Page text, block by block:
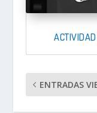
ENTRADAS